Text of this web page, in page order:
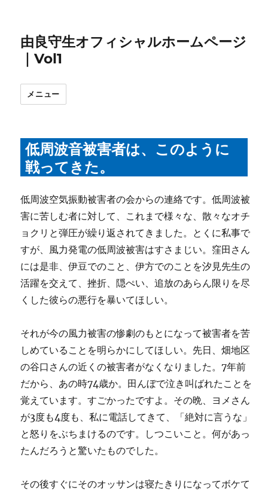
由良守生オフィシャルホームページ
｜Vol1
メニュー
低周波音被害者は、このように
戦ってきた。
低周波空気振動被害者の会からの連絡です。低周波被
害に苦しむ者に対して、これまで様々な、散々なオチ
ョクリと弾圧が繰り返されてきました。とくに私事で
すが、風力発電の低周波被害はすさまじい。窪田さん
には是非、伊豆でのこと、伊方でのことを汐見先生の
活躍を交えて、挫折、隠ぺい、追放のあらん限りを尽
くした彼らの悪行を暴いてほしい。
それが今の風力被害の惨劇のもとになって被害者を苦
しめていることを明らかにしてほしい。先日、畑地区
の谷口さんの近くの被害者がなくなりました。7年前
だから、あの時74歳か。田んぼで泣き叫ばれたことを
覚えています。すごかったですよ。その晩、ヨメさん
が3度も4度も、私に電話してきて、「絶対に言うな」
と怒りをぶちまけるのです。しつこいこと。何があっ
たんだろうと驚いたものでした。
その後すぐにそのオッサンは寝たきりになってボケて